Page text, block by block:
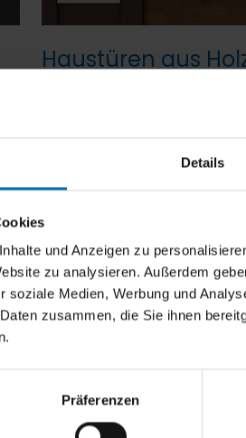
Details
und Anzeigen zu
zu analysieren. Außerdem
soziale Medien, Werbung und
zusammen, die Sie ihnen
Präferenzen
Haustüren aus
Stelle
unsere Haustüren
die Ihre Tür
über geprüfte Schutzklassen
Farben
Ihres Hauses